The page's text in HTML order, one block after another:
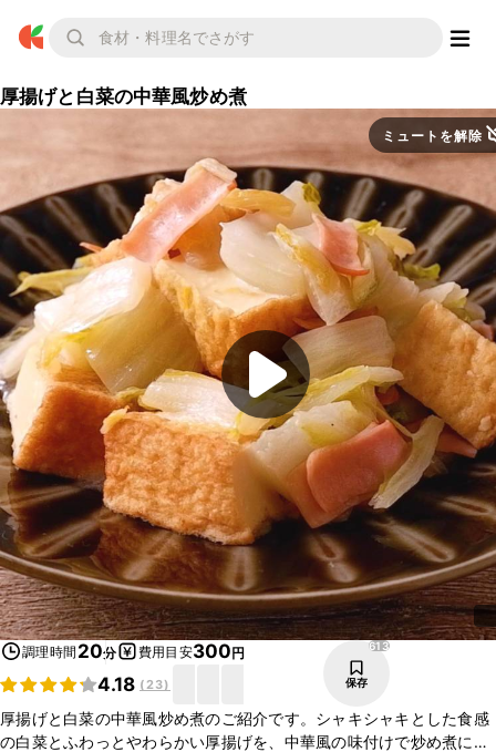
厚揚げと白菜の中華風炒め煮
ミュートを解除
調理時間 20分 費用目安300円
4.18 (23)
613
保存
厚揚げと白菜の中華風炒め煮のご紹介です。シャキシャキとした食感
の白菜とふわっとやわらかい厚揚げを、中華風の味付けで炒め煮にし